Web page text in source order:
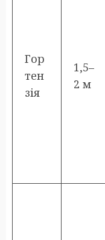
Гор
тен
зія
1,5–
2 м